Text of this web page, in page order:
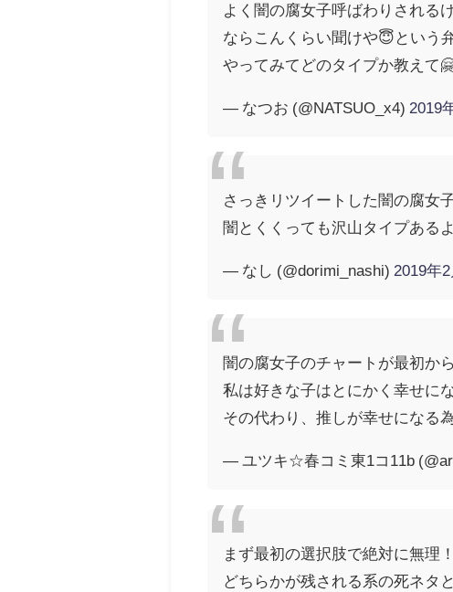
よく闇の腐女子呼ばわりされる
ならこんくらい聞けや😇という
やってみてどのタイプか教えて
— なつお (@NATSUO_x4) 2019
さっきリツイートした闇の腐女
闇とくくっても沢山タイプある
— なし (@dorimi_nashi) 2019年2
闇の腐女子のチャートが最初か
私は好きな子はとにかく幸せに
その代わり、推しが幸せになる
— ユツキ☆春コミ東1コ11b
まず最初の選択肢で絶対に無理
どちらかが残される系の死ネタ